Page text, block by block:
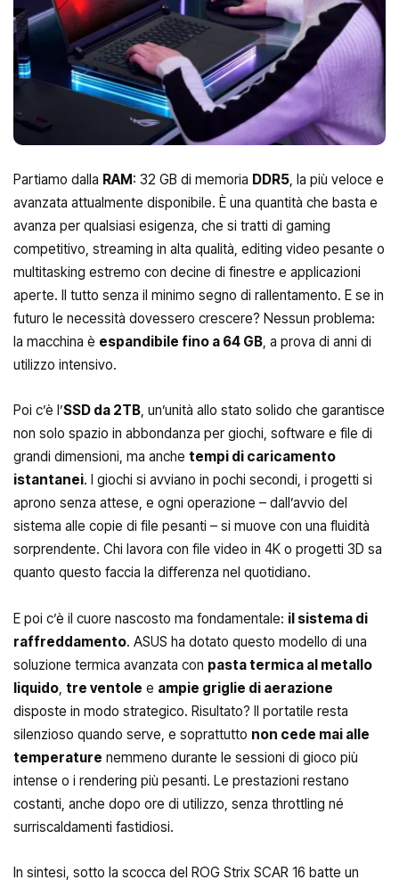
Partiamo dalla RAM: 32 GB di memoria DDR5 , la più veloce e
avanzata attualmente disponibile. È una quantità che basta e
avanza per qualsiasi esigenza, che si tratti di gaming
competitivo, streaming in alta qualità, editing video pesante o
multitasking estremo con decine di finestre e applicazioni
aperte. Il tutto senza il minimo segno di rallentamento. E se in
futuro le necessità dovessero crescere? Nessun problema:
la macchina è espandibile fino a 64 GB , a prova di anni di
utilizzo intensivo.
Poi c’è l’SSD da 2TB, un’unità allo stato solido che garantisce
non solo spazio in abbondanza per giochi, software e file di
grandi dimensioni, ma anche tempi di caricamento
istantanei. I giochi si avviano in pochi secondi, i progetti si
aprono senza attese, e ogni operazione – dall’avvio del
sistema alle copie di file pesanti – si muove con una fluidità
sorprendente. Chi lavora con file video in 4K o progetti 3D sa
quanto questo faccia la differenza nel quotidiano.
E poi c’è il cuore nascosto ma fondamentale: il sistema di
raffreddamento. ASUS ha dotato questo modello di una
soluzione termica avanzata con pasta termica al metallo
liquido tre ventole e ampie griglie di aerazione
disposte in modo strategico. Risultato? Il portatile resta
silenzioso quando serve, e soprattutto non cede mai alle
temperature nemmeno durante le sessioni di gioco più
intense o i rendering più pesanti. Le prestazioni restano
costanti, anche dopo ore di utilizzo, senza throttling né
surriscaldamenti fastidiosi.
In sintesi, sotto la scocca del ROG Strix SCAR 16 batte un